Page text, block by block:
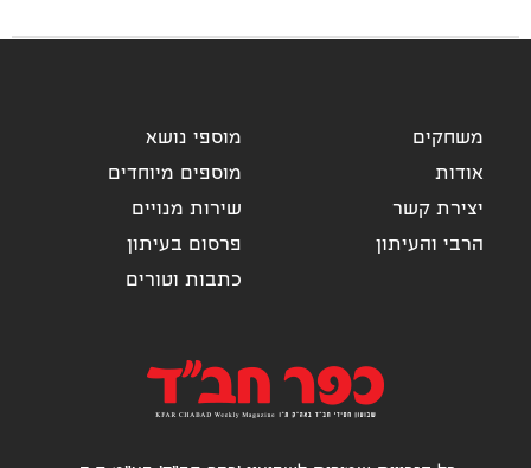
מוספי נושא
מוספים מיוחדים
שירות מנויים
פרסום בעיתון
כתבות וטורים
משחקים
אודות
יצירת קשר
הרבי והעיתון